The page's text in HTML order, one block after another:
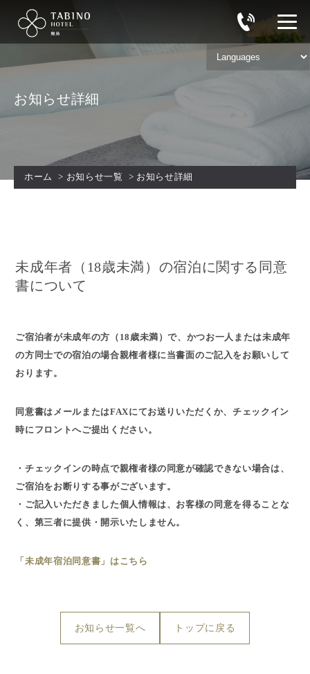
お知らせ詳細
ホーム > お知らせ一覧 > お知らせ詳細
未成年者（18歳未満）の宿泊に関する同意
書について
ご宿泊者が未成年の方（18歳未満）で、かつお一人または未成年
の方同士での宿泊の場合親権者様に当書面のご記入をお願いして
おります。
同意書はメールまたはFAXにてお送りいただくか、チェックイン
時にフロントへご提出ください。
・チェックインの時点で親権者様の同意が確認できない場合は、
ご宿泊をお断りする事がございます。
・ご記入いただきました個人情報は、お客様の同意を得ることな
く、第三者に提供・開示いたしません。
「未成年宿泊同意書」はこちら
お知らせ一覧へ トップに戻る